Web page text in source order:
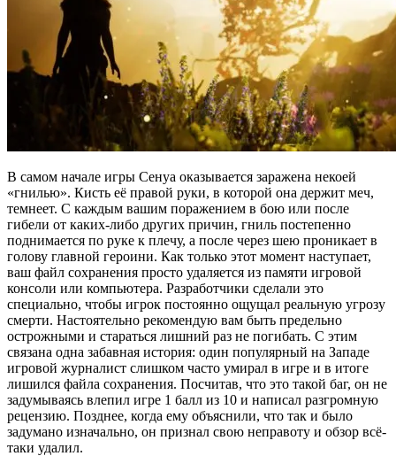
В самом начале игры Сенуа оказывается заражена некоей
«гнилью». Кисть её правой руки, в которой она держит меч,
темнеет. С каждым вашим поражением в бою или после
гибели от каких-либо других причин, гниль постепенно
поднимается по руке к плечу, а после через шею проникает в
голову главной героини. Как только этот момент наступает,
ваш файл сохранения просто удаляется из памяти игровой
консоли или компьютера. Разработчики сделали это
специально, чтобы игрок постоянно ощущал реальную угрозу
смерти. Настоятельно рекомендую вам быть предельно
острожными и стараться лишний раз не погибать. С этим
связана одна забавная история: один популярный на Западе
игровой журналист слишком часто умирал в игре и в итоге
лишился файла сохранения. Посчитав, что это такой баг, он не
задумываясь влепил игре 1 балл из 10 и написал разгромную
рецензию. Позднее, когда ему объяснили, что так и было
задумано изначально, он признал свою неправоту и обзор всё-
таки удалил.